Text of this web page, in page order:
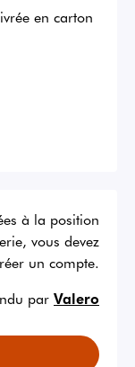
en carton
à la position
vous devez
un compte.
par Valero